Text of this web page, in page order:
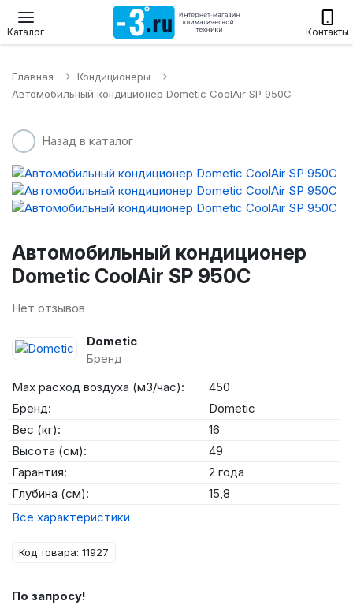
Каталог Контакты
Настенные сплит-системыПриточные установки
Главная
Кондиционеры
Автомобильный кондиционер Dometic CoolAir SP 950C
Назад в каталог
Автомобильный кондиционер
Dometic CoolAir SP 950C
Нет отзывов
Dometic
Бренд
Max расход воздуха (м3/час):
450
Бренд:
Dometic
Вес (кг):
16
Высота (см):
49
Гарантия:
2 года
Глубина (см):
15,8
Все характеристики
Код товара: 11927
По запросу!